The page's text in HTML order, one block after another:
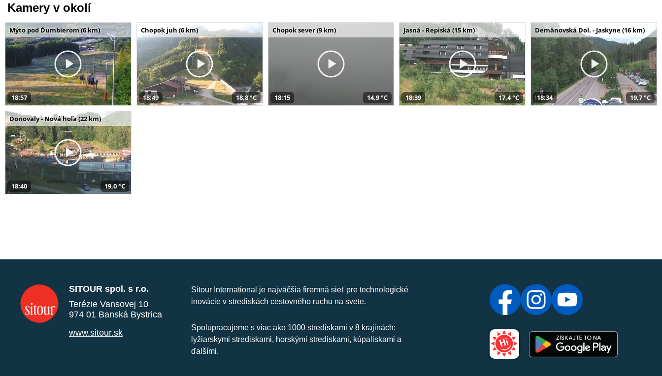
Kamery v okolí
Mýto pod Ďumbierom (6 km)
18:57
Chopok juh (6 km)
18:49 18,8 °C
Chopok sever (9 km)
18:15 14,9 °C
Jasná - Repiská (15 km)
18:39 17,4 °C
Demänovská Dol. - Jaskyne (16 km)
18:34 19,7 °C
Donovaly - Nová hoľa (22 km)
18:40 19,0 °C
SITOUR spol. s r.o.
Terézie Vansovej 10
974 01 Banská Bystrica
www.sitour.sk
Sitour International je najväčšia firemná sieť pre technologické
inovácie v strediskách cestovného ruchu na svete.
Spolupracujeme s viac ako 1000 strediskami v 8 krajinách:
lyžiarskymi strediskami, horskými strediskami, kúpaliskami a
ďalšími.